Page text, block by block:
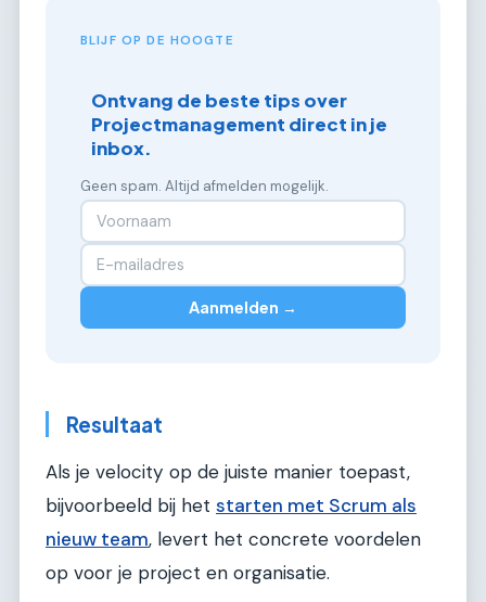
BLIJF OP DE HOOGTE
Ontvang de beste tips over
Projectmanagement direct in je
inbox.
Geen spam. Altijd afmelden mogelijk.
Aanmelden →
Resultaat
Als je velocity op de juiste manier toepast,
bijvoorbeeld bij het starten met Scrum als
nieuw team, levert het concrete voordelen
op voor je project en organisatie.